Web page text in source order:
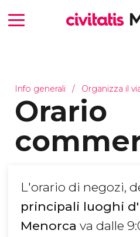
Info generali Organizza il
Orario
L'orario di negozi,
principali luoghi
Menorca va dalle